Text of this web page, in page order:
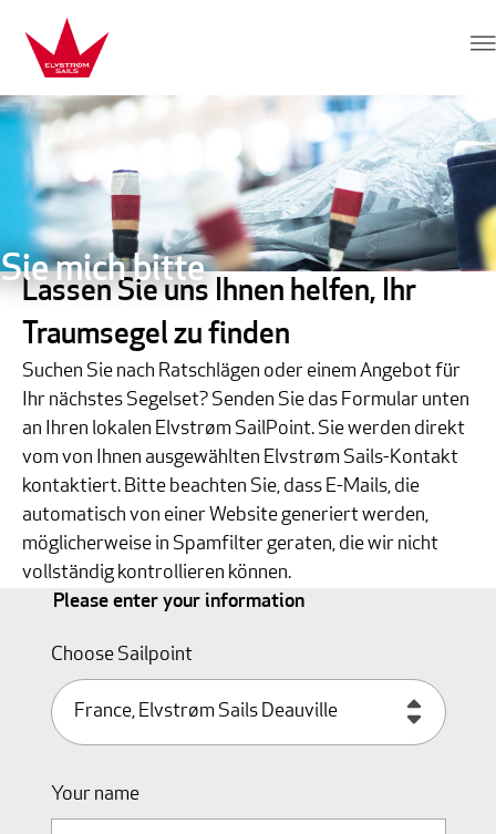
Zum Inhalt springen
Elvstrøm Sails
mich bitte
Lassen Sie uns Ihnen helfen, Ihr
Traumsegel zu finden
Suchen Sie nach Ratschlägen oder einem Angebot für
Ihr nächstes Segelset? Senden Sie das Formular unten
an Ihren lokalen Elvstrøm SailPoint. Sie werden direkt
vom von Ihnen ausgewählten Elvstrøm Sails-Kontakt
kontaktiert. Bitte beachten Sie, dass E-Mails, die
automatisch von einer Website generiert werden,
möglicherweise in Spamfilter geraten, die wir nicht
vollständig kontrollieren können.
Please enter your information
Choose Sailpoint
Your name